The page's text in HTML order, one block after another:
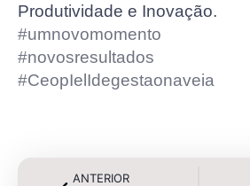
Produtividade e Inovação.
#umnovomomento
#novosresultados
#CeopIelIdegestaonaveia
ANTERIOR